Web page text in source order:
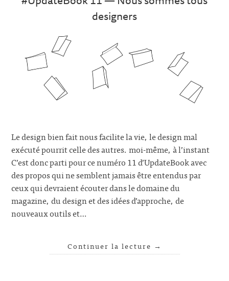
designers
Le design bien fait nous facilite la vie, le design mal
exécuté pourrit celle des autres. moi-même, à l’instant
C’est donc parti pour ce numéro 11 d’UpdateBook avec
des propos qui ne semblent jamais être entendus par
ceux qui devraient écouter dans le domaine du
magazine, du design et des idées d’approche, de
nouveaux outils et…
Continuer la lecture →